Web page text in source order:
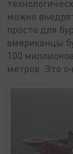
можно
просто для
американцы
100
метров. Это